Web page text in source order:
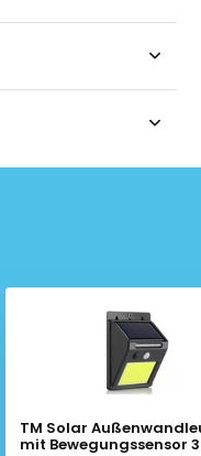
TM Solar
mit Bewegungssensor